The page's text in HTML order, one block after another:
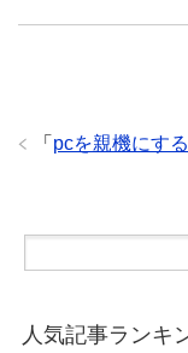
「 pcを親機にす
人気記事ランキ